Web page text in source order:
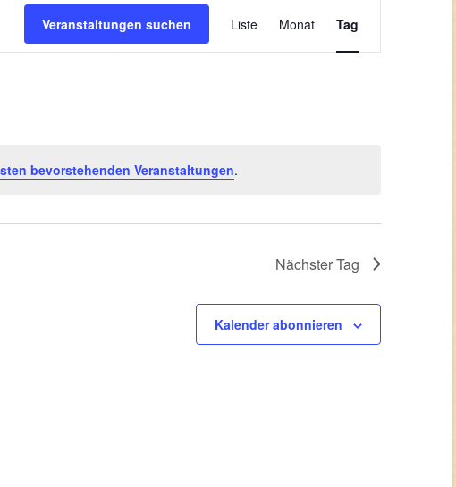
bevorstehenden Veranstaltungen.
Veranstaltungen suchen
Ansichten-
Liste Monat Tag
Nächster Tag
Kalender abonnieren